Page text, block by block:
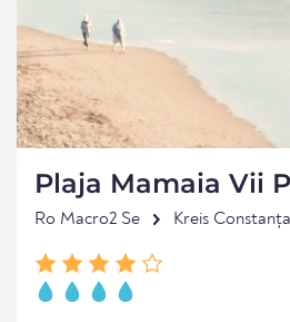
Plaja Mamaia Vii
Ro Macro2 Se Kreis Constanța